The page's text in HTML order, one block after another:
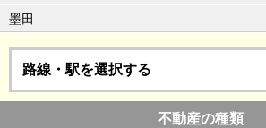
墨田
路線・駅を選択する
不動産の種類